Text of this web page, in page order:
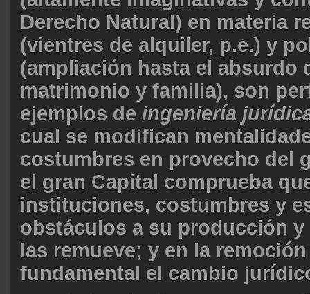
Derecho Natural) en materia
(vientres de alquiler, p.e.) y
(ampliación hasta el absurdo
matrimonio y familia), son
ejemplos de ingeniería
cual se modifican
costumbres en provecho del
el gran Capital comprueba
instituciones, costumbres y
obstáculos a su producción
las remueve; y en la
fundamental el cambio